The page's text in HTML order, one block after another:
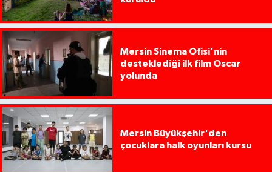
Mersin Sinema Ofisi'nin
desteklediği ilk film Oscar
yolunda
Mersin Büyükşehir'den
çocuklara halk oyunları kursu